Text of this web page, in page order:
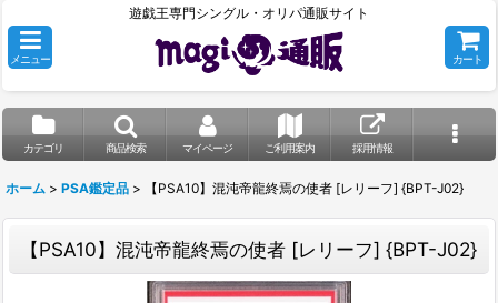
遊戯王専門シングル・オリパ通販サイト
メニュー カート
カテゴリ 商品検索 マイページ ご利用案内 採用情報
ホーム > PSA鑑定品 > 【PSA10】混沌帝龍終焉の使者 [レリーフ] {BPT-J02}
【PSA10】混沌帝龍終焉の使者 [レリーフ] {BPT-J02}